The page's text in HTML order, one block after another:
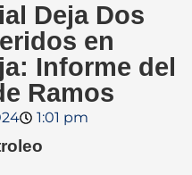
Deja Dos
en
Informe del
Ramos
1:01 pm